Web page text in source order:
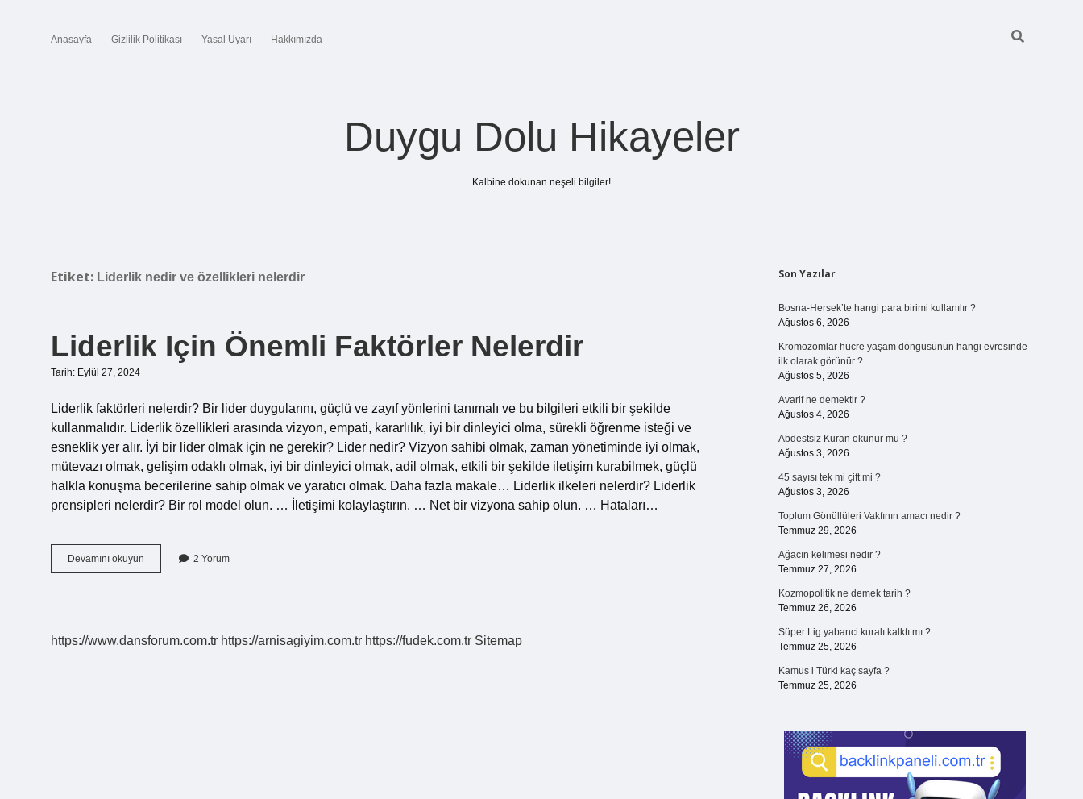
Anasayfa Gizlilik Politikası Yasal Uyarı Hakkımızda
Duygu Dolu Hikayeler
Kalbine dokunan neşeli bilgiler!
Etiket: Liderlik nedir ve özellikleri nelerdir
Liderlik Için Önemli Faktörler Nelerdir
Tarih: Eylül 27, 2024
Liderlik faktörleri nelerdir? Bir lider duygularını, güçlü ve zayıf yönlerini tanımalı ve bu bilgileri etkili bir şekilde
kullanmalıdır. Liderlik özellikleri arasında vizyon, empati, kararlılık, iyi bir dinleyici olma, sürekli öğrenme isteği ve
esneklik yer alır. İyi bir lider olmak için ne gerekir? Lider nedir? Vizyon sahibi olmak, zaman yönetiminde iyi olmak,
mütevazı olmak, gelişim odaklı olmak, iyi bir dinleyici olmak, adil olmak, etkili bir şekilde iletişim kurabilmek, güçlü
halkla konuşma becerilerine sahip olmak ve yaratıcı olmak. Daha fazla makale… Liderlik ilkeleri nelerdir? Liderlik
prensipleri nelerdir? Bir rol model olun. … İletişimi kolaylaştırın. … Net bir vizyona sahip olun. … Hataları…
Devamını okuyun
Için
2 Yorum
https://www.dansforum.com.tr https://arnisagiyim.com.tr https://fudek.com.tr Sitemap
Sidebar
Son Yazılar
Bosna-Hersek’te hangi para birimi kullanılır ?
Ağustos 6, 2026
Kromozomlar hücre yaşam döngüsünün hangi evresinde
ilk olarak görünür ?
Ağustos 5, 2026
Avarif ne demektir ?
Ağustos 4, 2026
Abdestsiz Kuran okunur mu ?
Ağustos 3, 2026
45 sayısı tek mi çift mi ?
Ağustos 3, 2026
Toplum Gönüllüleri Vakfının amacı nedir ?
Temmuz 29, 2026
Ağacın kelimesi nedir ?
Temmuz 27, 2026
Kozmopolitik ne demek tarih ?
Temmuz 26, 2026
Süper Lig yabanci kuralı kalktı mı ?
Temmuz 25, 2026
Kamus i Türki kaç sayfa ?
Temmuz 25, 2026
ilbet girişhttps://betexpergiris.casino/